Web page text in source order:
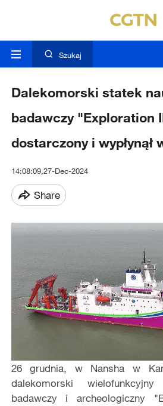
Szukaj
Dalekomorski statek
badawczy "Exploration
dostarczony i wypłynął
14:08:09,27-Dec-2024
Share
26 grudnia, w Nansha w
dalekomorski
badawczy i archeologiczny